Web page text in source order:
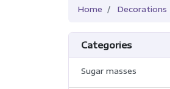
Home Decorations
Categories
Sugar masses